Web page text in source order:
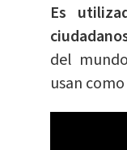
Es
del
usan